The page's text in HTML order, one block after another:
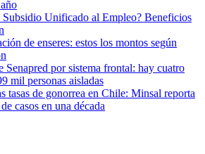
Subsidio Unificado al Empleo? Beneficios
de enseres: estos los montos según
Senapred por sistema frontal: hay cuatro
mil personas aisladas
tasas de gonorrea en Chile: Minsal reporta
casos en una década